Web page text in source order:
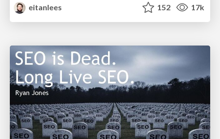
eitanlees
152 17k